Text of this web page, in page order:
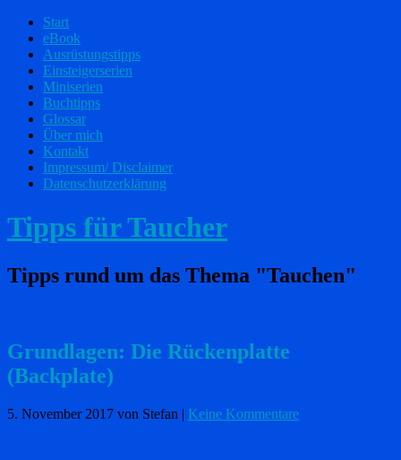
Start
eBook
Ausrüstungstipps
Einsteigerserien
Miniserien
Buchtipps
Glossar
Über mich
Kontakt
Impressum/ Disclaimer
Datenschutzerklärung
Tipps für Taucher
Tipps rund um das Thema "Tauchen"
Grundlagen: Die Rückenplatte
(Backplate)
5. November 2017 von Stefan | Keine Kommentare